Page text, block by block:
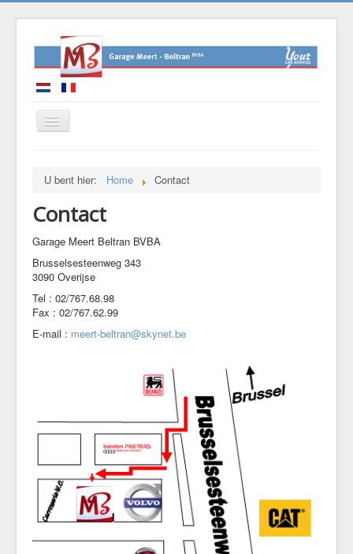
Over garage Meert Beltran
Diensten
Tweedehandswagen
Moto Corner
Humanitair project
Contact
U bent hier: Home Contact
Contact
Garage Meert Beltran BVBA
Brusselsesteenweg 343
3090 Overijse
Tel : 02/767.68.98
Fax : 02/767.62.99
E-mail : meert-beltran@skynet.be